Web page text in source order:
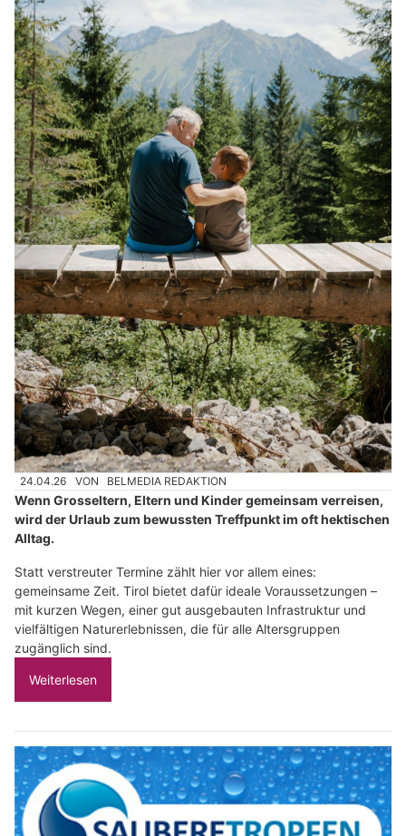
24.04.26 VON BELMEDIA REDAKTION
Wenn Grosseltern, Eltern und Kinder gemeinsam verreisen,
wird der Urlaub zum bewussten Treffpunkt im oft hektischen
Alltag.
Statt verstreuter Termine zählt hier vor allem eines:
gemeinsame Zeit. Tirol bietet dafür ideale Voraussetzungen –
mit kurzen Wegen, einer gut ausgebauten Infrastruktur und
vielfältigen Naturerlebnissen, die für alle Altersgruppen
zugänglich sind.
Weiterlesen